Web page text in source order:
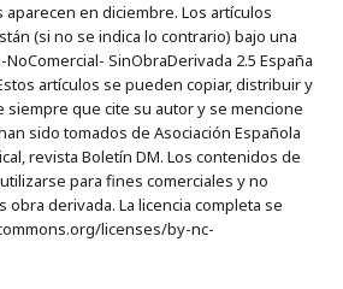
en diciembre. Los artículos
(si no se indica lo contrario) bajo una
SinObraDerivada 2.5 España
artículos se pueden copiar, distribuir y
siempre que cite su autor y se mencione
sido tomados de Asociación Española
revista Boletín DM. Los contenidos de
para fines comerciales y no
derivada. La licencia completa se
licenses/by-nc-